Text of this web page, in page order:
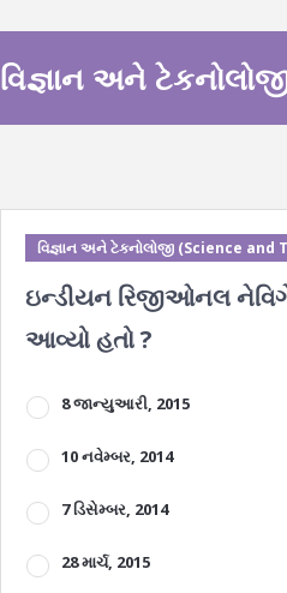
વિજ્ઞાન અને
વિજ્ઞાન અને ટેકનોલોજી (Science and
ઇન્ડીયન રિજીઓનલ
આવ્યો હતો ?
8 જાન્યુઆરી, 2015
10 નવેમ્બર, 2014
7 ડિસેમ્બર, 2014
28 માર્ચ, 2015